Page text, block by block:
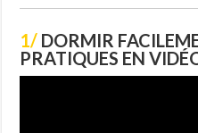
1/ DORMIR
PRATIQUES EN